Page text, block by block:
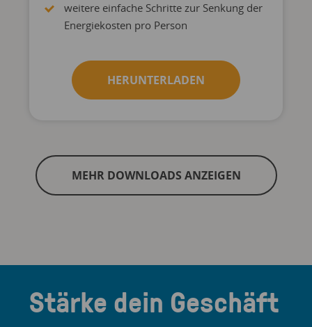
weitere einfache Schritte zur Senkung der
Energiekosten pro Person
HERUNTERLADEN
MEHR DOWNLOADS ANZEIGEN
Stärke dein Geschäft